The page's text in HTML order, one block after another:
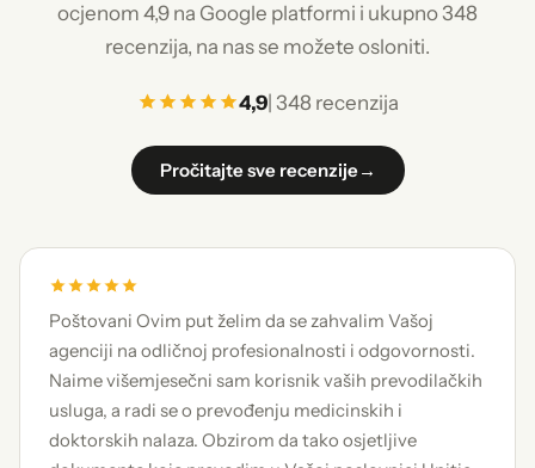
Poštovani Ovim put želim da se zahvalim Vašoj
agenciji na odličnoj profesionalnosti i odgovornosti.
Naime višemjesečni sam korisnik vaših prevodilačkih
usluga, a radi se o prevođenju medicinskih i
doktorskih nalaza. Obzirom da tako osjetljive
ocjenom 4,9 na Google platformi i ukupno 348
recenzija, na nas se možete osloniti.
4,9| 348 recenzija
Pročitajte sve recenzije →